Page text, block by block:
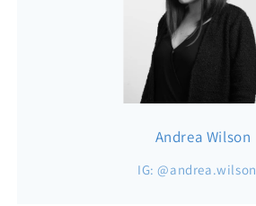
Andrea Wilson
IG: